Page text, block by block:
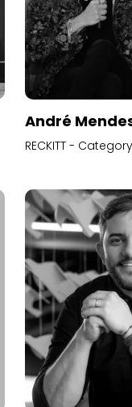
André
RECKITT -